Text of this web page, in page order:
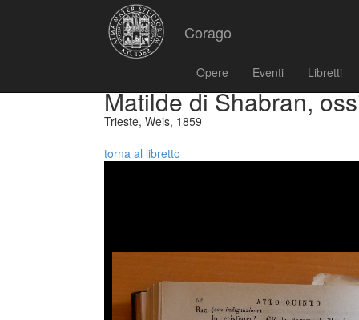
Corago
Opere Eventi Libretti
Matilde di Shabran,
Trieste, Weis, 1859
torna al libretto